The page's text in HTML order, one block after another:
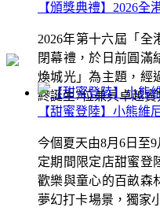
【頒獎典禮】2026全
2026年第十六屆「
閉幕禮，於日前圓滿
煥城光」為主題，經
終誕生7位兼具卓越
【甜蜜登陸】小熊維
今個夏天由8月6日至
定期間限定店甜蜜登
歡樂與童心的百畝森
夢幻打卡場景，獨家